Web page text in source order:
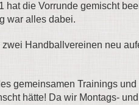
hat die Vorrunde gemischt
war alles dabei.
Handballvereinen neu
gemeinsamen Trainings
hätte! Da wir Montags-